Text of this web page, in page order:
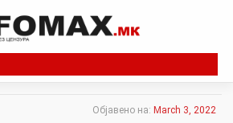
Објавено на: March 3, 2022